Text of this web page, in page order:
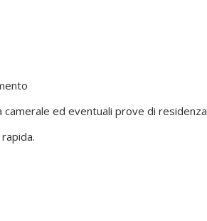
ed eventuali prove di residenza